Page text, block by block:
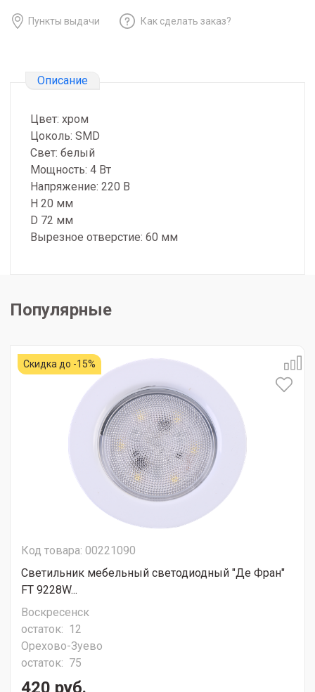
Пункты выдачи Как сделать заказ?
Описание
Цвет: хром
Цоколь: SMD
Свет: белый
Мощность: 4 Вт
Напряжение: 220 В
H 20 мм
D 72 мм
Вырезное отверстие: 60 мм
Популярные
Скидка до -15%
Код товара: 00221090
Светильник мебельный светодиодный "Де Фран"
FT 9228W...
Воскресенск
остаток: 12
Орехово-Зуево
остаток: 75
420 руб.